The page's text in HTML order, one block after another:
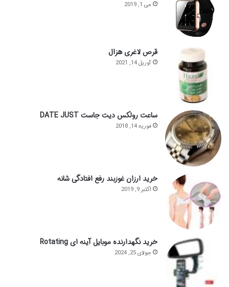
می 1, 2019
قرص لاغری هزال
آوریل 14, 2021
ساعت رولکس دیت جاست DATE JUST
فوریه 14, 2018
خرید ارزان غوزبند رفع افتادگی شانه
اکتبر 9, 2019
خرید نگهدارنده موبایل آینه ای Rotating
جولای 25, 2024